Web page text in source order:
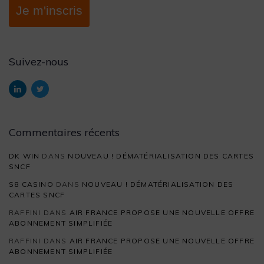
Je m'inscris
Suivez-nous
Commentaires récents
DK WIN DANS NOUVEAU ! DÉMATÉRIALISATION DES CARTES
SNCF
S8 CASINO DANS NOUVEAU ! DÉMATÉRIALISATION DES
CARTES SNCF
RAFFINI DANS AIR FRANCE PROPOSE UNE NOUVELLE OFFRE
ABONNEMENT SIMPLIFIÉE
RAFFINI DANS AIR FRANCE PROPOSE UNE NOUVELLE OFFRE
ABONNEMENT SIMPLIFIÉE